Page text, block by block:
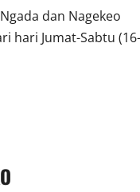
dan Nagekeo
hari Jumat-Sabtu (16-